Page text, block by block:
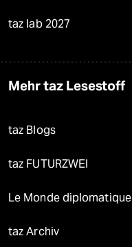
taz lab 2027
Mehr taz Lesestoff
taz Blogs
taz FUTURZWEI
Le Monde diplomatique
taz Archiv